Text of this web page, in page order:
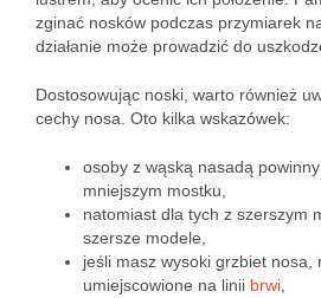
zginać nosków podczas przymiarek
działanie może prowadzić do
Dostosowując noski, warto również
cechy nosa. Oto kilka wskazówek:
osoby z wąską nasadą
mniejszym mostku,
natomiast dla tych z szerszym
szersze modele,
jeśli masz wysoki grzbiet nosa,
umiejscowione na linii brwi